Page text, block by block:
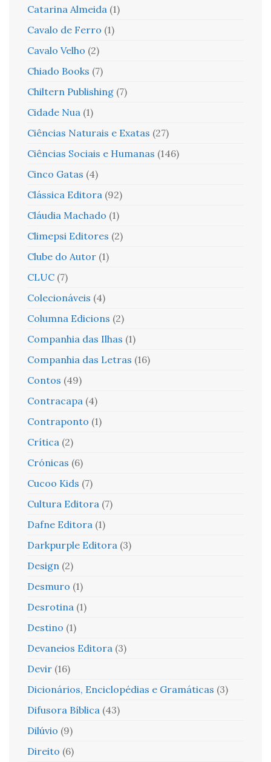
Catarina Almeida (1)
Cavalo de Ferro (1)
Cavalo Velho (2)
Chiado Books (7)
Chiltern Publishing (7)
Cidade Nua (1)
Ciências Naturais e Exatas (27)
Ciências Sociais e Humanas (146)
Cinco Gatas (4)
Clássica Editora (92)
Cláudia Machado (1)
Climepsi Editores (2)
Clube do Autor (1)
CLUC (7)
Colecionáveis (4)
Columna Edicions (2)
Companhia das Ilhas (1)
Companhia das Letras (16)
Contos (49)
Contracapa (4)
Contraponto (1)
Crítica (2)
Crónicas (6)
Cucoo Kids (7)
Cultura Editora (7)
Dafne Editora (1)
Darkpurple Editora (3)
Design (2)
Desmuro (1)
Desrotina (1)
Destino (1)
Devaneios Editora (3)
Devir (16)
Dicionários, Enciclopédias e Gramáticas (3)
Difusora Bíblica (43)
Dilúvio (9)
Direito (6)